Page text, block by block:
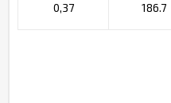
0,37 186.7